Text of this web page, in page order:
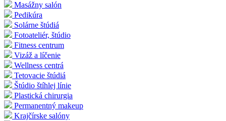
Masážny salón
Pedikúra
Solárne štúdiá
Fotoateliér, štúdio
Fitness centrum
Vizáž a líčenie
Wellness centrá
Tetovacie štúdiá
Štúdio štíhlej línie
Plastická chirurgia
Permanentný makeup
Krajčírske salóny